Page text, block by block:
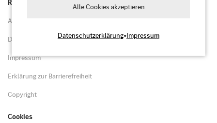
Rechtliches
Allgemeine Geschäftsbedingungen
Datenschutz
Impressum
Erklärung zur Barrierefreiheit
Copyright
Cookies
Alle Cookies akzeptieren
Datenschutzerklärung•Impressum